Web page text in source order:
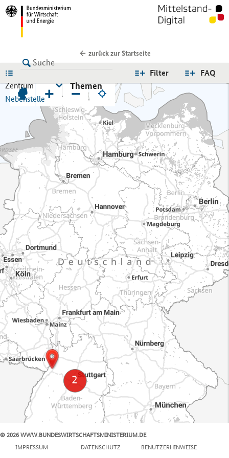
zurück zur Startseite
FAQ
Filter
Zentrum
Nebenstelle
Themen
+ −
© 2026 WWW.BUNDESWIRTSCHAFTSMINISTERIUM.DE
IMPRESSUM
DATENSCHUTZ BENUTZERHINWEISE